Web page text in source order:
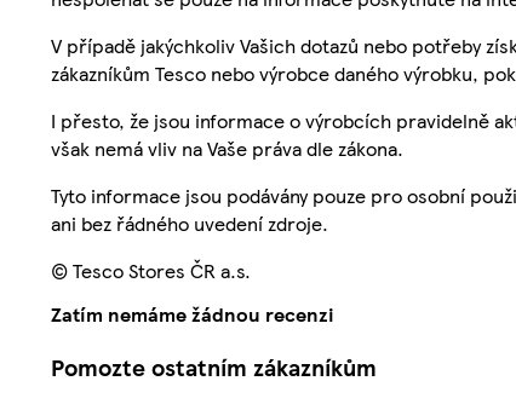
V případě jakýchkoliv Vašich dotazů nebo potřeby
zákazníkům Tesco nebo výrobce daného výrobku,
I přesto, že jsou informace o výrobcích pravidelně
však nemá vliv na Vaše práva dle zákona.
Tyto informace jsou podávány pouze pro osobní
ani bez řádného uvedení zdroje.
© Tesco Stores ČR a.s.
Zatím nemáme žádnou recenzi
Pomozte ostatním zákazníkům